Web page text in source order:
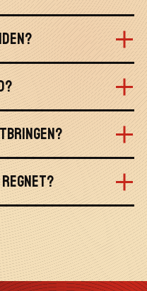
REGNET?